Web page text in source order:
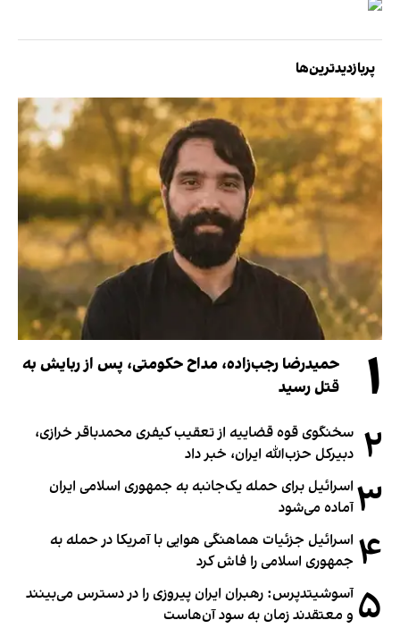
پربازدیدترین‌ها
۱
حمیدرضا رجب‌زاده، مداح حکومتی، پس از ربایش به
قتل رسید
۲ سخنگوی قوه قضاییه از تعقیب کیفری محمدباقر خرازی،
دبیر‌کل حزب‌الله ایران، خبر داد
۳ اسرائیل برای حمله یک‌جانبه به جمهوری اسلامی ایران
آماده می‌شود
۴ اسرائیل جزئیات هماهنگی هوایی با آمریکا در حمله به
جمهوری اسلامی را فاش کرد
۵ آسوشیتدپرس: رهبران ایران پیروزی را در دسترس می‌بینند
و معتقدند زمان به سود آن‌هاست